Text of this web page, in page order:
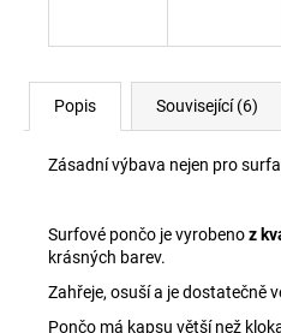
Popis Související (6)
Zásadní výbava nejen pro
Surfové pončo je vyrobenoz
krásných barev.
Zahřeje, osuší a je dostatečně
Pončo má kapsu větší než